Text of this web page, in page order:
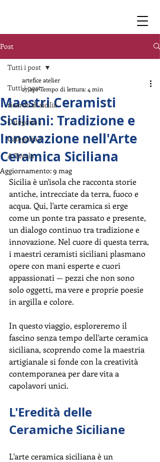
Post
Tutti i post
ricordo di sicilia
Categoria 1
Categoria 2
A Tavola
Tutti i post
Maestri Ceramisti
Siciliani: Tradizione e
Innovazione nell'Arte
Ceramica Siciliana
artefice atelier
27 aprTempo di lettura: 4 min
Aggiornamento:9 mag
Sicilia è un'isola che racconta storie
antiche, intrecciate da terra, fuoco e
acqua. Qui, l'arte ceramica si erge
come un ponte tra passato e presente,
un dialogo continuo tra tradizione e
innovazione. Nel cuore di questa terra,
i maestri ceramisti siciliani plasmano
opere con mani esperte e cuori
appassionati — pezzi che non sono
solo oggetti, ma vere e proprie poesie
in argilla e colore.
In questo viaggio, esploreremo il
fascino senza tempo dell'arte ceramica
siciliana, scoprendo come la maestria
artigianale si fonde con la creatività
contemporanea per dare vita a
capolavori unici.
L'Eredità delle
Ceramiche Siciliane
L'arte ceramica siciliana è un